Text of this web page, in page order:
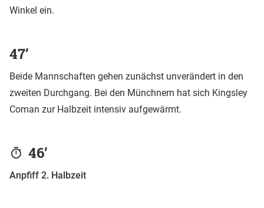
Winkel ein.
47’
Beide Mannschaften gehen zunächst unverändert in den
zweiten Durchgang. Bei den Münchnern hat sich Kingsley
Coman zur Halbzeit intensiv aufgewärmt.
46’
Anpfiff 2. Halbzeit